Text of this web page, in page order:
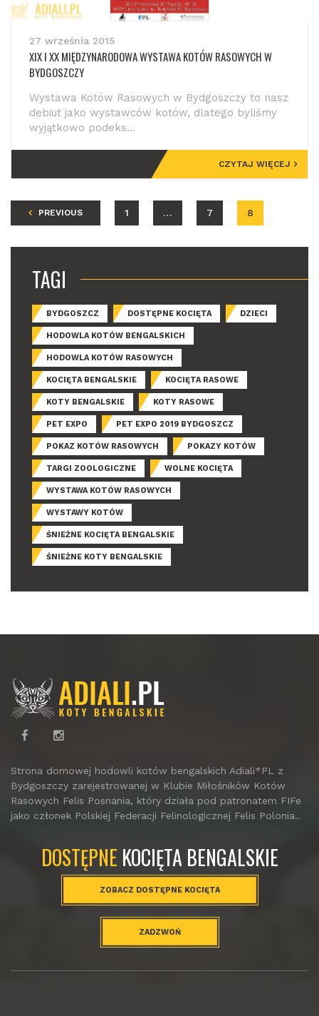
27 września 2015
XIX I XX MIĘDZYNARODOWA WYSTAWA KOTÓW RASOWYCH W
BYDGOSZCZY
Wystawa Kotów Rasowych w Bydgoszczy to nasz
debiut jako wystawców kotów, dlatego byliśmy
wyjątkowo podeks...
CZYTAJ WIĘCEJ
PREVIOUS 1 … 7 8
TAGI
BYDGOSZCZ DOSTĘPNE KOCIĘTA DZIECI
HODOWLA KOTÓW BENGALSKICH
HODOWLA KOTÓW RASOWYCH
KOCIĘTA BENGALSKIE KOCIĘTA RASOWE
KOTY BENGALSKIE KOTY RASOWE
PET EXPO PET EXPO 2019 BYDGOSZCZ
POKAZ KOTÓW RASOWYCH POKAZY KOTÓW
TARGI ZOOLOGICZNE WOLNE KOCIĘTA
WYSTAWA KOTÓW RASOWYCH
WYSTAWY KOTÓW
ŚNIEŻNE KOCIĘTA BENGALSKIE
ŚNIEŻNE KOTY BENGALSKIE
Strona domowej hodowli kotów bengalskich Adiali*PL z
Bydgoszczy zarejestrowanej w Klubie Miłośników Kotów
Rasowych Felis Posnania, który działa pod patronatem FIFe
jako członek Polskiej Federacji Felinologicznej Felis Polonia..
DOSTĘPNE KOCIĘTA BENGALSKIE
ZOBACZ DOSTĘPNE KOCIĘTA
ZADZWOŃ